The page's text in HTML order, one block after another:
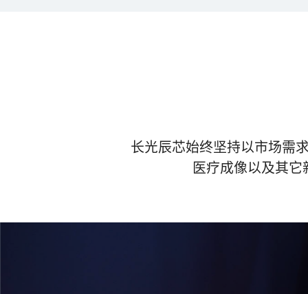
长光辰芯始终坚持以市场需
医疗成像以及其